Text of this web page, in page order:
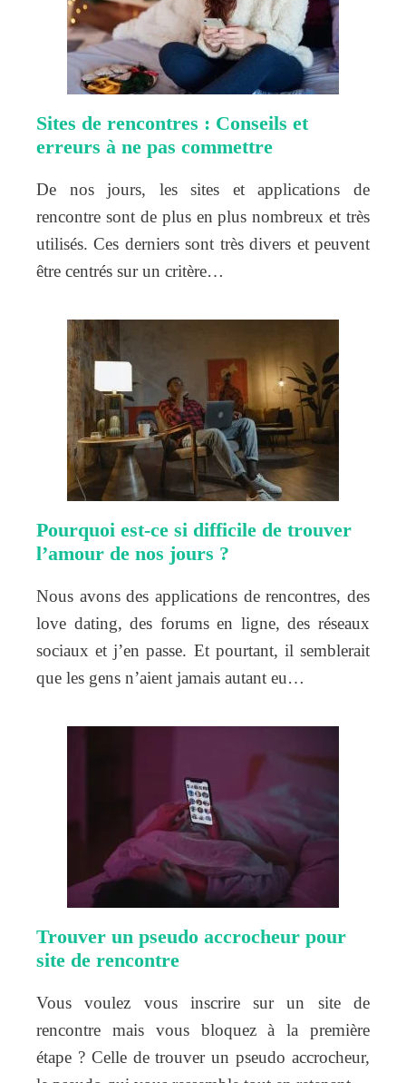
Sites de rencontres : Conseils et
erreurs à ne pas commettre
De nos jours, les sites et applications de
rencontre sont de plus en plus nombreux et très
utilisés. Ces derniers sont très divers et peuvent
être centrés sur un critère…
Pourquoi est-ce si difficile de trouver
l’amour de nos jours ?
Nous avons des applications de rencontres, des
love dating, des forums en ligne, des réseaux
sociaux et j’en passe. Et pourtant, il semblerait
que les gens n’aient jamais autant eu…
Trouver un pseudo accrocheur pour
site de rencontre
Vous voulez vous inscrire sur un site de
rencontre mais vous bloquez à la première
étape ? Celle de trouver un pseudo accrocheur,